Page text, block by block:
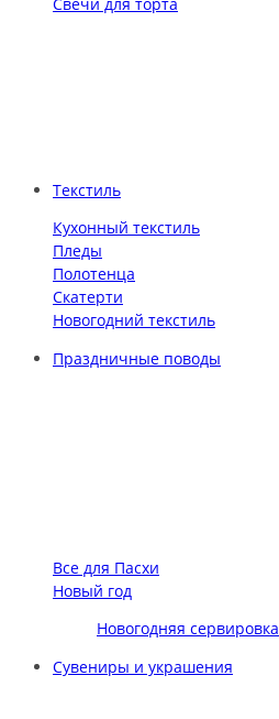
Текстиль
Кухонный текстиль
Пледы
Полотенца
Скатерти
Новогодний текстиль
Праздничные поводы
Все для Пасхи
Новый год
Новогодняя сервировка
Сувениры и украшения